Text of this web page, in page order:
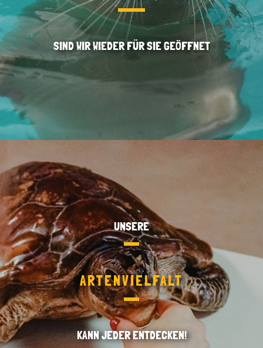
SIND WIR WIEDER FÜR SIE GEÖFFNET
UNSERE
ARTENVIELFALT
KANN JEDER ENTDECKEN!